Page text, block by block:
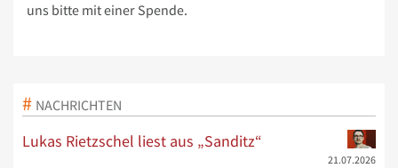
uns bitte mit einer Spende.
NACHRICHTEN
Lukas Rietzschel liest aus „Sanditz“
21.07.2026